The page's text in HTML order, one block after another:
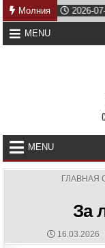
Skip
to
content
Молния2026-07-19
MENU
MENU
ГЛАВНАЯ
За
PUBLISHED
DATE:
16.03.2026